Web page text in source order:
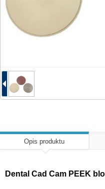
Opis produktu
Dental Cad Cam PEEK